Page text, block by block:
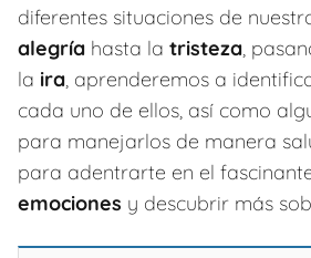
diferentes situaciones de
alegría hasta la tristeza,
la ira, aprenderemos a
cada uno de ellos, así como
para manejarlos de manera
para adentrarte en el
emociones y descubrir más